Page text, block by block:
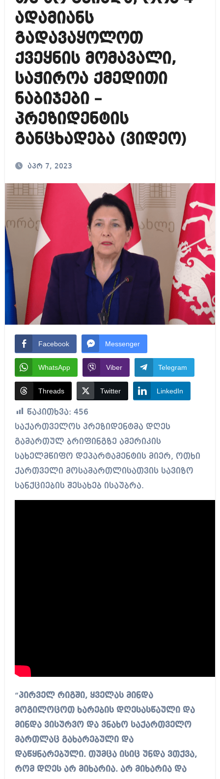
ადამიანს
გადავაყოლოთ
ქვეყნის მომავალი,
საჭიროა ქმედითი
ნაბიჯები –
პრეზიდენტის
განცხადება (ვიდეო)
აპრ 7, 2023
Facebook Messenger
WhatsApp Viber Telegram
Threads Twitter LinkedIn
წაკითხვა: 456
საქართველოს პრეზიდენტმა დღეს
გამართულ ბრიფინგზე ამერიკის
სახელმწიფო დეპარტამენტის მიერ, ოთხი
ქართველი მოსამართლისათვის სავიზო
სანქციების შესახებ ისაუბრა.
“პირველ რიგში, ყველას მინდა
მოგილოცოთ ხარების დღესასწაული და
მინდა ვისურვო და ვნახო საქართველო
მართლაც გახარებული და
დაწყნარებული. თუმცა ისიც უნდა ვთქვა,
რომ დღეს არ მიხარია. არ მიხარია და